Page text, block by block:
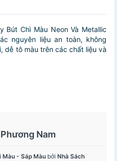
Bút Chì Màu Neon Và Metallic
nguyên liệu an toàn, không
dễ tô màu trên các chất liệu và
Nam
Màu - Sáp Màu bởi Nhà Sách